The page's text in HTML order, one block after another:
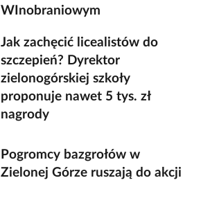
WInobraniowym
Jak zachęcić licealistów do
szczepień? Dyrektor
zielonogórskiej szkoły
proponuje nawet 5 tys. zł
nagrody
Pogromcy bazgrołów w
Zielonej Górze ruszają do akcji